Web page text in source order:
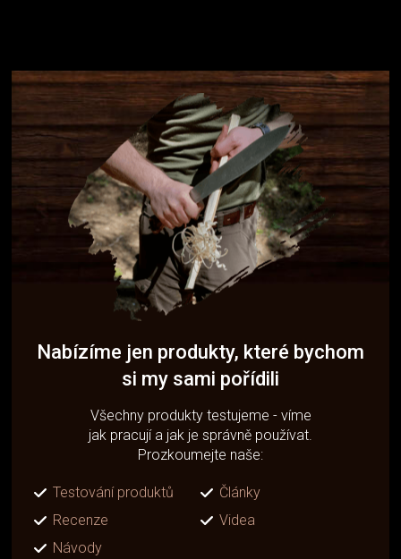
Nabízíme jen produkty, které bychom
si my sami pořídili
Všechny produkty testujeme - víme
jak pracují a jak je správně používat.
Prozkoumejte naše:
Testování produktů
Články
Recenze
Videa
Návody